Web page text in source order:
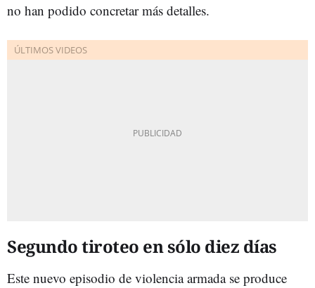
no han podido concretar más detalles.
Segundo tiroteo en sólo diez días
Este nuevo episodio de violencia armada se produce